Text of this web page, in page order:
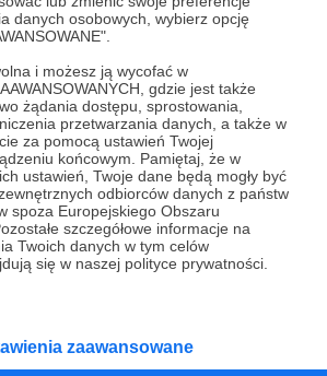
danych osobowych, wybierz opcję
i możesz ją wycofać w
gdzie jest także
żądania dostępu, sprostowania,
przetwarzania danych, a także w
za pomocą ustawień Twojej
końcowym. Pamiętaj, że w
ustawień, Twoje dane będą mogły być
odbiorców danych z państw
spoza Europejskiego Obszaru
szczegółowe informacje na
Twoich danych w tym celów
się w naszej polityce prywatności.
zaawansowane
powinna być zewnętrzna
treść
treść musisz zmienić ustawienia
zł
to nie ma
Karol Fil co
Bluszcz co dwa
6 000 zł
miesięcznie
Jeżeli tak wielu
Fila i Lecha